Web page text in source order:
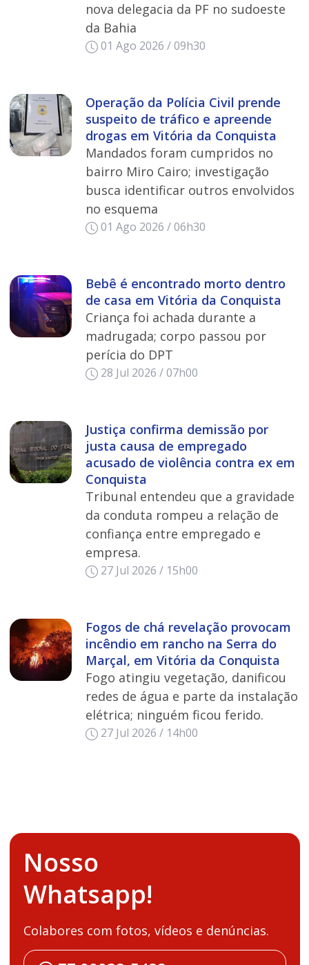
nova delegacia da PF no sudoeste
da Bahia
01 Ago 2026 / 09h30
Operação da Polícia Civil prende
suspeito de tráfico e apreende
drogas em Vitória da Conquista
Mandados foram cumpridos no
bairro Miro Cairo; investigação
busca identificar outros envolvidos
no esquema
01 Ago 2026 / 06h30
Bebê é encontrado morto dentro
de casa em Vitória da Conquista
Criança foi achada durante a
madrugada; corpo passou por
perícia do DPT
28 Jul 2026 / 07h00
Justiça confirma demissão por
justa causa de empregado
acusado de violência contra ex em
Conquista
Tribunal entendeu que a gravidade
da conduta rompeu a relação de
confiança entre empregado e
empresa.
27 Jul 2026 / 15h00
Fogos de chá revelação provocam
incêndio em rancho na Serra do
Marçal, em Vitória da Conquista
Fogo atingiu vegetação, danificou
redes de água e parte da instalação
elétrica; ninguém ficou ferido.
27 Jul 2026 / 14h00
Nosso
Whatsapp!
Colabores com fotos, vídeos e denúncias.